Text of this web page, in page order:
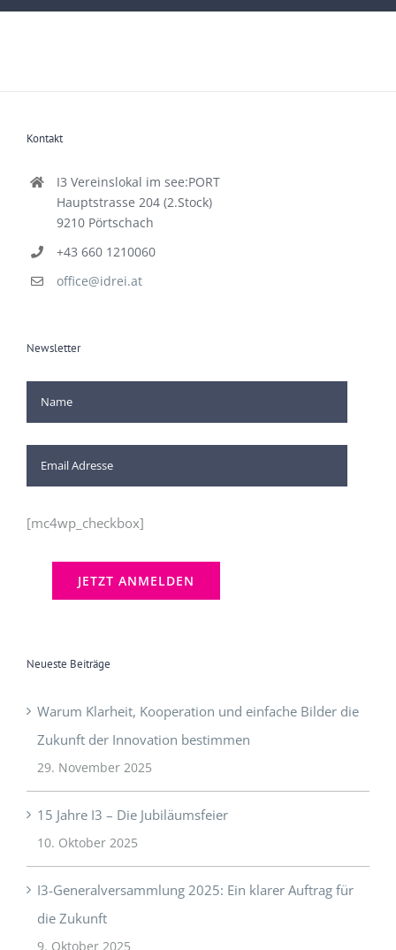
Kontakt
I3 Vereinslokal im see:PORT
Hauptstrasse 204 (2.Stock)
9210 Pörtschach
+43 660 1210060
office@idrei.at
Newsletter
[mc4wp_checkbox]
Neueste Beiträge
Warum Klarheit, Kooperation und einfache Bilder die
Zukunft der Innovation bestimmen
29. November 2025
15 Jahre I3 – Die Jubiläumsfeier
10. Oktober 2025
I3-Generalversammlung 2025: Ein klarer Auftrag für
die Zukunft